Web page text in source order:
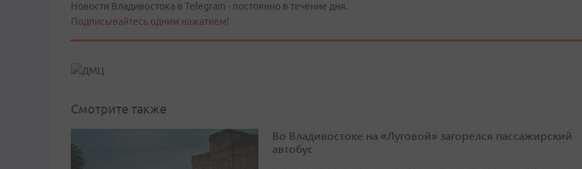
Новости Владивостока в Telegram - постоянно в течение дня.
Подписывайтесь одним нажатием!
Смотрите также
Во Владивостоке на «Луговой» загорелся пассажирский
автобус